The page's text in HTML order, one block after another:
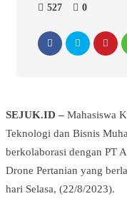
527 0
SEJUK.ID – Mahasiswa
Teknologi dan Bisnis
berkolaborasi dengan PT
Drone Pertanian yang
hari Selasa, (22/8/2023).